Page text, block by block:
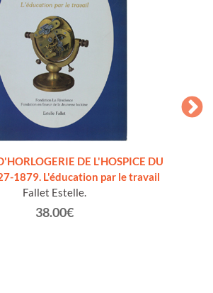
DE L'HOSPICE DU
1879. L'éducation par le travail
Fallet Estelle.
38.00€